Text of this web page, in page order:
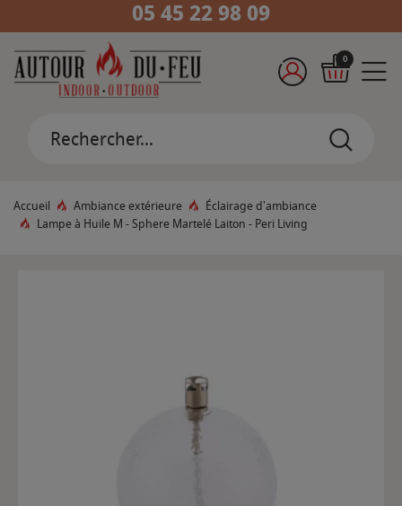
05 45 22 98 09
0
Accueil Ambiance extérieure
Éclairage d'ambiance
Lampe à Huile M - Sphere Martelé Laiton - Peri Living